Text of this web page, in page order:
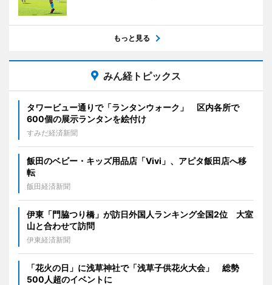
もっと見る
みん経トピックス
タワービュー通りで「ランタンウォーク」 区内各所で
600個の展示ランタンを絵付け
すみだ経済新聞
飯田のベビー・キッズ用品店「Vivi」、アピタ飯田店へ移
転
飯田経済新聞
伊東「門脇つり橋」が訪日外国人ランキング全国2位 大室
山と合わせて訪問
伊東経済新聞
「花火の日」に浅草神社で「浅草子供花火大会」 総勢
500人超のイベントに